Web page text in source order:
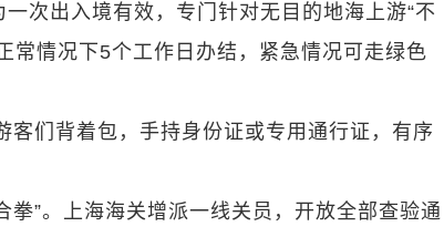
次出入境有效，专门针对无目的地海上游“不
常情况下5个工作日办结，紧急情况可走绿色
们背着包，手持身份证或专用通行证，有序
”。上海海关增派一线关员，开放全部查验通